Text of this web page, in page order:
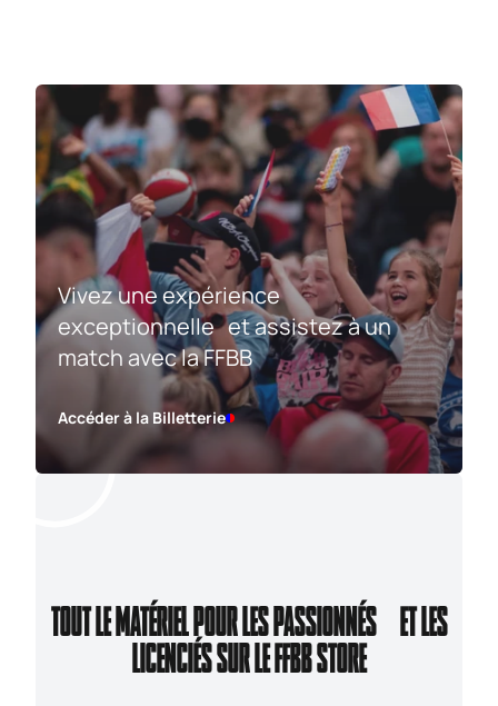
Vivez une expérience
exceptionnelle et assistez à un
match avec la FFBB
Accéder à la Billetterie
TOUT LE MATÉRIEL POUR LES PASSIONNÉS ET LES
LICENCIÉS SUR LE FFBB STORE